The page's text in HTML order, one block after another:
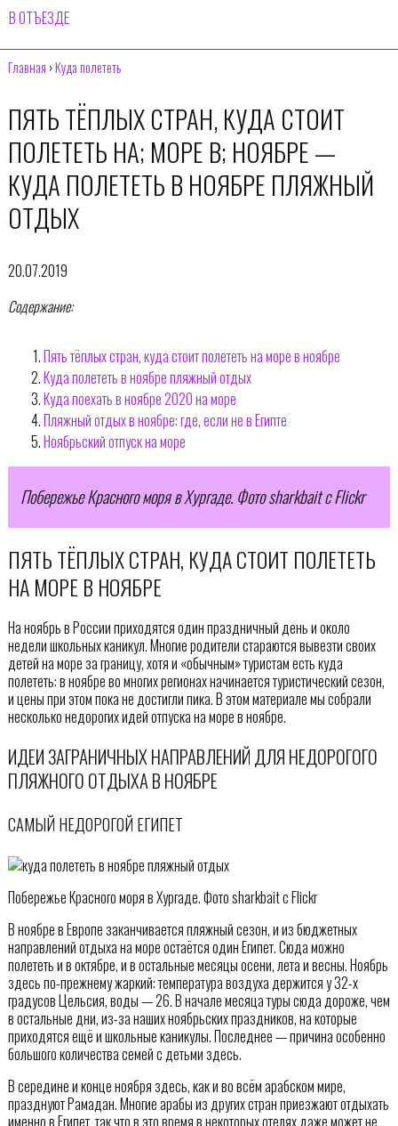
В ОТЪЕЗДЕ
Главная ›Куда полететь
ПЯТЬ ТЁПЛЫХ СТРАН, КУДА СТОИТ
ПОЛЕТЕТЬ НА; МОРЕ В; НОЯБРЕ —
КУДА ПОЛЕТЕТЬ В НОЯБРЕ ПЛЯЖНЫЙ
ОТДЫХ
20.07.2019
Содержание:
Пять тёплых стран, куда стоит полететь на море в ноябре
Куда полететь в ноябре пляжный отдых
Куда поехать в ноябре 2020 на море
Пляжный отдых в ноябре: где, если не в Египте
Ноябрьский отпуск на море
Побережье Красного моря в Хургаде. Фото sharkbait с Flickr
ПЯТЬ ТЁПЛЫХ СТРАН, КУДА СТОИТ ПОЛЕТЕТЬ
НА МОРЕ В НОЯБРЕ
На ноябрь в России приходятся один праздничный день и около
недели школьных каникул. Многие родители стараются вывезти своих
детей на море за границу, хотя и «обычным» туристам есть куда
полететь: в ноябре во многих регионах начинается туристический сезон,
и цены при этом пока не достигли пика. В этом материале мы собрали
несколько недорогих идей отпуска на море в ноябре.
ИДЕИ ЗАГРАНИЧНЫХ НАПРАВЛЕНИЙ ДЛЯ НЕДОРОГОГО
ПЛЯЖНОГО ОТДЫХА В НОЯБРЕ
САМЫЙ НЕДОРОГОЙ ЕГИПЕТ
Побережье Красного моря в Хургаде. Фото sharkbait с Flickr
В ноябре в Европе заканчивается пляжный сезон, и из бюджетных
направлений отдыха на море остаётся один Египет. Сюда можно
полететь и в октябре, и в остальные месяцы осени, лета и весны. Ноябрь
здесь по-прежнему жаркий: температура воздуха держится у 32-х
градусов Цельсия, воды — 26. В начале месяца туры сюда дороже, чем
в остальные дни, из-за наших ноябрьских праздников, на которые
приходятся ещё и школьные каникулы. Последнее — причина особенно
большого количества семей с детьми здесь.
В середине и конце ноября здесь, как и во всём арабском мире,
празднуют Рамадан. Многие арабы из других стран приезжают отдыхать
именно в Египет, так что в это время в некоторых отелях даже может не